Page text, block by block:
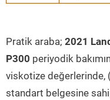
Pratik araba; 2021
P300 periyodik
viskotize değerlerinde,
standart belgesine